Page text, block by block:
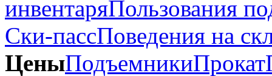
инвентаряПользования
Ски-пассПоведения на
ЦеныПодъемникиПрокат